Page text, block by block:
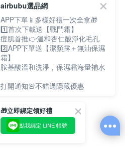
airbubu選品網
APP下單📱多樣好禮一次全拿🎁
1️⃣首次下載送【戰鬥霜】
痘肌首推👉溫和杏仁酸淨化毛孔
2️⃣APP下單送【潔顏露＋無油保濕
霜】
胺基酸溫和洗淨，保濕霜海量補水
打開通知🚨不錯過隱藏優惠
🎁立即綁定領好禮
點我綁定 LINE 帳號